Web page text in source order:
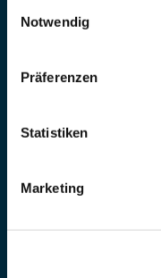
Notwendig
Präferenzen
Statistiken
Marketing